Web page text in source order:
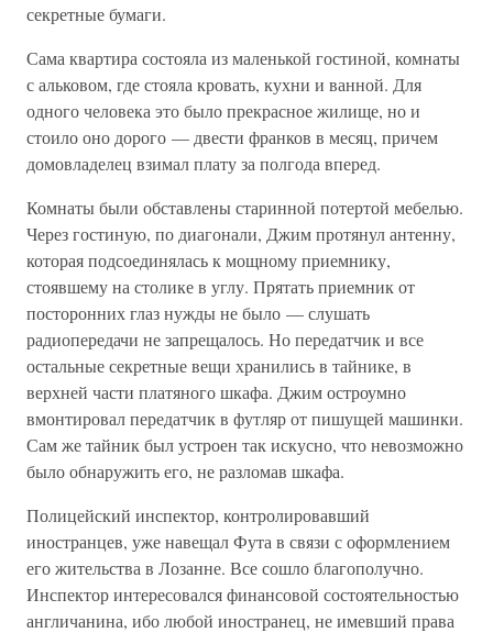
секретные бумаги.
Сама квартира состояла из маленькой гостиной, комнаты
с альковом, где стояла кровать, кухни и ванной. Для
одного человека это было прекрасное жилище, но и
стоило оно дорого — двести франков в месяц, причем
домовладелец взимал плату за полгода вперед.
Комнаты были обставлены старинной потертой мебелью.
Через гостиную, по диагонали, Джим протянул антенну,
которая подсоединялась к мощному приемнику,
стоявшему на столике в углу. Прятать приемник от
посторонних глаз нужды не было — слушать
радиопередачи не запрещалось. Но передатчик и все
остальные секретные вещи хранились в тайнике, в
верхней части платяного шкафа. Джим остроумно
вмонтировал передатчик в футляр от пишущей машинки.
Сам же тайник был устроен так искусно, что невозможно
было обнаружить его, не разломав шкафа.
Полицейский инспектор, контролировавший
иностранцев, уже навещал Фута в связи с оформлением
его жительства в Лозанне. Все сошло благополучно.
Инспектор интересовался финансовой состоятельностью
англичанина, ибо любой иностранец, не имевший права